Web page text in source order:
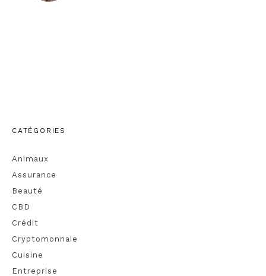
CATÉGORIES
Animaux
Assurance
Beauté
CBD
Crédit
Cryptomonnaie
Cuisine
Entreprise